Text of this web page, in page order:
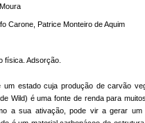
Carone Patrice Monteiro de Aquim
física. Adsorção.
estado cuja produção de carvão
Wild) é uma fonte de renda para
a sua ativação, pode vir a gerar um